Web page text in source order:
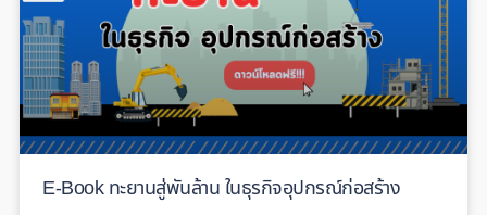
E-Book ทะยานสู่พันล้าน ในธุรกิจอุปกรณ์ก่อสร้าง